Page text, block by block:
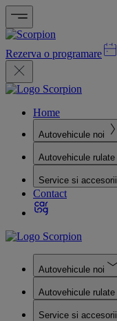
Rezerva o programare
Home
Autovehicule noi
Autovehicule rulate
Service si accesorii
Contact
Autovehicule noi
Autovehicule rulate
Service si accesorii